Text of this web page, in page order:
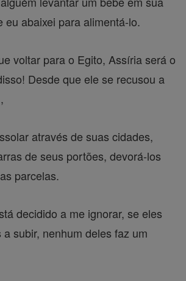
eu abaixei para alimentá-lo.
voltar para o Egito, Assíria será o
Desde que ele se recusou a
através de suas cidades,
de seus portões, devorá-los
parcelas.
decidido a me ignorar, se eles
subir, nenhum deles faz um